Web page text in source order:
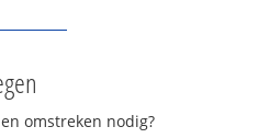
omstreken nodig?